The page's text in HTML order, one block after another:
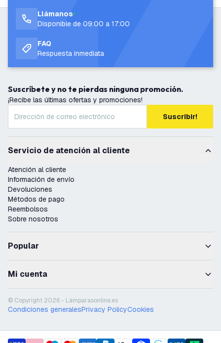
Llámanos
Disponible de 09:00 a 17:00
FAQ
Respuesta inmediata
Suscríbete y no te pierdas ninguna promoción.
¡Recibe las últimas ofertas y promociones!
Suscribir!
Servicio de atención al cliente
Atención al cliente
Información de envío
Devoluciones
Métodos de pago
Reembolsos
Sobre nosotros
Popular
Mi cuenta
© Copyright 2026 - Lámparasonline.es
Condiciones generalesPrivacy PolicyCookies